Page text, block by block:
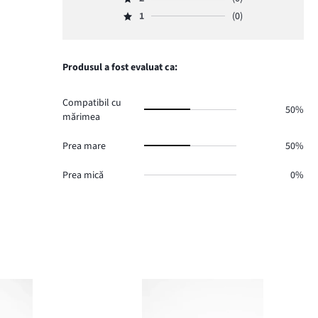
4.
de
numărul
Evaluare
2,
voturi
0.
Evaluare
de
1 (0)
Produsul a fost evaluat ca:
Compatibil cu
mărimea
50%
Prea mare 50%
Prea mică 0%